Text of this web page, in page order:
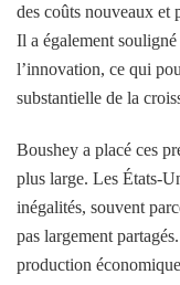
des coûts nouveaux et
Il a également
l’innovation, ce qui
substantielle de la
Boushey a placé ces
plus large. Les États-
inégalités, souvent
pas largement
production